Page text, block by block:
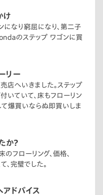
け
なり窮屈になり、第二子
のステップ ワゴンに買
リー
店へいきました。ステップ
いていて、床もフローリン
爆買いならぬ即買いしま
か？
のフローリング、価格、
、完璧でした。
アドバイス